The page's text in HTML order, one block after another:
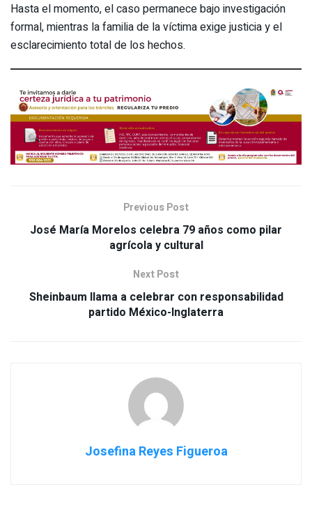
Hasta el momento, el caso permanece bajo investigación
formal, mientras la familia de la víctima exige justicia y el
esclarecimiento total de los hechos.
Previous Post
José María Morelos celebra 79 años como pilar
agrícola y cultural
Next Post
Sheinbaum llama a celebrar con responsabilidad
partido México-Inglaterra
Josefina Reyes Figueroa